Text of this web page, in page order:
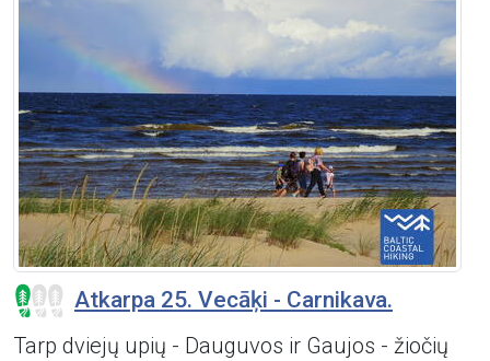
Atkarpa 25. Vecāķi - Carnikava.
Tarp dviejų upių - Dauguvos ir Gaujos - žiočių